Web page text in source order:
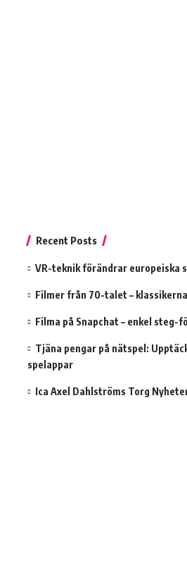
Recent Posts
VR-teknik förändrar europeiska
Filmer från 70-talet –
Filma på Snapchat – enkel steg-
Tjäna pengar på nätspel:
spelappar
Ica Axel Dahlströms Torg